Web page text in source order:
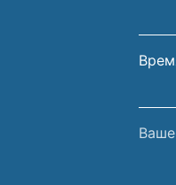
Ваше